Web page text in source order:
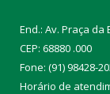
End.: Av. Praça da
CEP: 68880 .000
Fone: (91) 98428-
Horário de